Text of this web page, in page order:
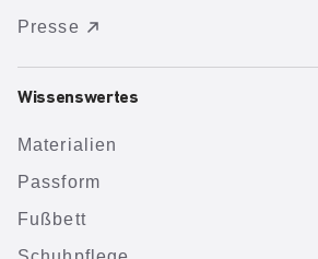
Presse
Wissenswertes
Materialien
Passform
Fußbett